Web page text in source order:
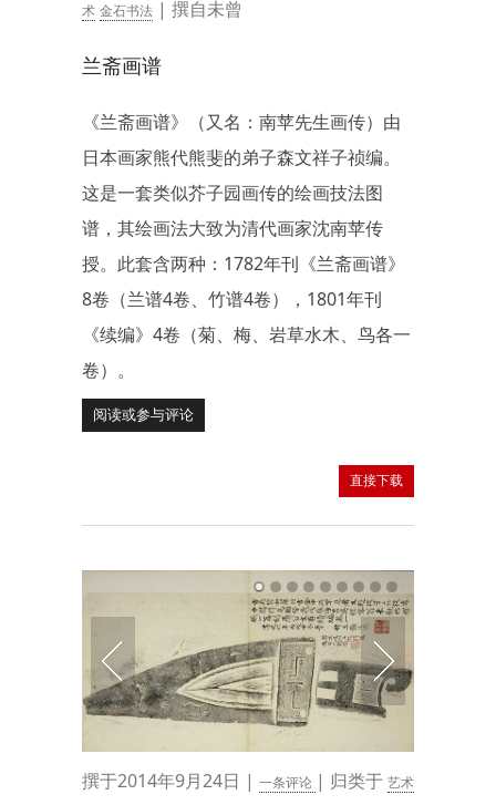
术 金石书法 | 撰自未曾
兰斋画谱
《兰斋画谱》（又名：南苹先生画传）由
日本画家熊代熊斐的弟子森文祥子祯编。
这是一套类似芥子园画传的绘画技法图
谱，其绘画法大致为清代画家沈南苹传
授。此套含两种：1782年刊《兰斋画谱》
8卷（兰谱4卷、竹谱4卷），1801年刊
《续编》4卷（菊、梅、岩草水木、鸟各一
卷）。
阅读或参与评论
直接下载
撰于2014年9月24日 | 一条评论 | 归类于 艺术